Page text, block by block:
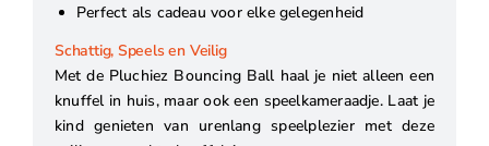
Perfect als cadeau voor elke gelegenheid
Schattig, Speels en Veilig
Met de Pluchiez Bouncing Ball haal je niet alleen een
knuffel in huis, maar ook een speelkameraadje. Laat je
kind genieten van urenlang speelplezier met deze